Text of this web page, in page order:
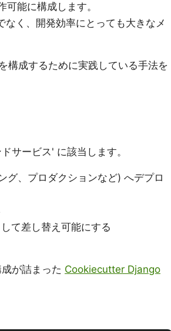
可能に構成します。
く、開発効率にとっても大きなメ
成するために実践している手法を
サービス' に該当します。
グ、プロダクションなど) へデプロ
て差し替え可能にする
が詰まった Cookiecutter Django